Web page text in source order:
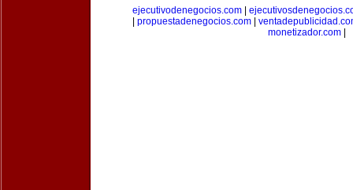
ejecutivodenegocios.com|
propuestadenegocios.com
monetizador.com|